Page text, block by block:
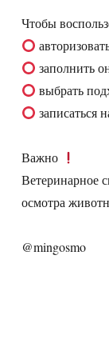
Чтобы
заполнить
выбрать
записаться
Важно
Ветеринарное
осмотра
@mingosmo